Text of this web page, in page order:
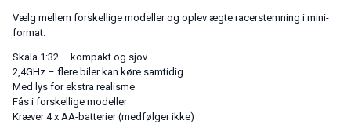
Vælg mellem forskellige modeller og oplev ægte racerstemning i mini-
format.
Skala 1:32 – kompakt og sjov
2,4GHz – flere biler kan køre samtidig
Med lys for ekstra realisme
Fås i forskellige modeller
Kræver 4 x AA-batterier (medfølger ikke)